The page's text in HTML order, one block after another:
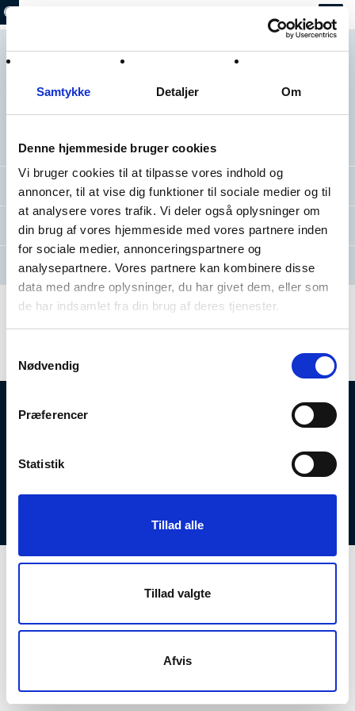
Samtykke Detaljer Om
Denne hjemmeside bruger cookies
Vi bruger cookies til at tilpasse vores indhold og
annoncer, til at vise dig funktioner til sociale medier og til
at analysere vores trafik. Vi deler også oplysninger om
din brug af vores hjemmeside med vores partnere inden
for sociale medier, annonceringspartnere og
analysepartnere. Vores partnere kan kombinere disse
data med andre oplysninger, du har givet dem, eller som
de har indsamlet fra din brug af deres tjenester.
Nødvendig
Præferencer
Statistik
Tillad alle
Tillad valgte
Afvis
Hvilke rekreative muligheder byder Strandparken på? Og hvilke regler
og tilbud. Siden her indeholder en masse nyttig viden, der bidrager til, at du
Faciliteter
Ordensregler
Ansøgning om afholdelse af arrangement
Følg også Strandparken påFacebookogInstagram
Strandparken I/S
Sekretariat tlf.